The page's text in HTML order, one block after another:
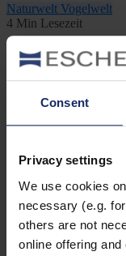
Consent
Privacy settings
We use cookies
necessary (e.g.
others are not
online offering
Naturwelt Vogelwelt
4 Min Lesezeit
Bedrohte
Vögel stehen
Februar 26, 2014
Kategorien
Ausrüstung
Naturwelt
Neu